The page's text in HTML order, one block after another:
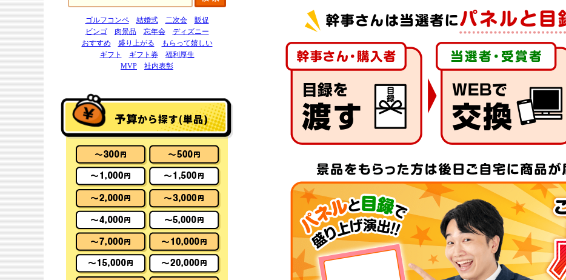
ゴルフコンペ 結婚式 二次会
販促
ビンゴ
肉景品 忘年会
ディズニー
おすすめ
盛り上がる
もらって嬉しい
ギフト
ギフト券
福利厚生
MVP
社内表彰
予算から探す(単品)